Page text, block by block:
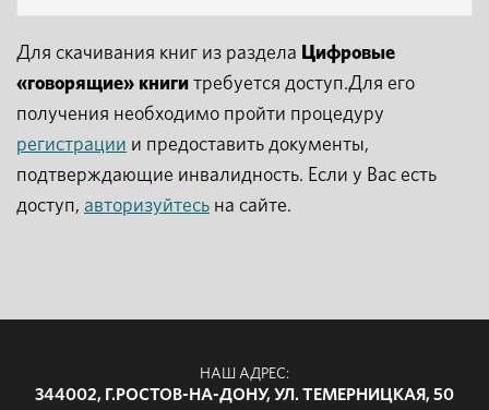
Для скачивания книг из раздела Цифровые
«говорящие» книги требуется доступ.Для его
получения необходимо пройти процедуру
регистрации и предоставить документы,
подтверждающие инвалидность. Если у Вас есть
доступ, авторизуйтесь на сайте.
НАШ АДРЕС:
344002, Г.РОСТОВ-НА-ДОНУ, УЛ. ТЕМЕРНИЦКАЯ, 50